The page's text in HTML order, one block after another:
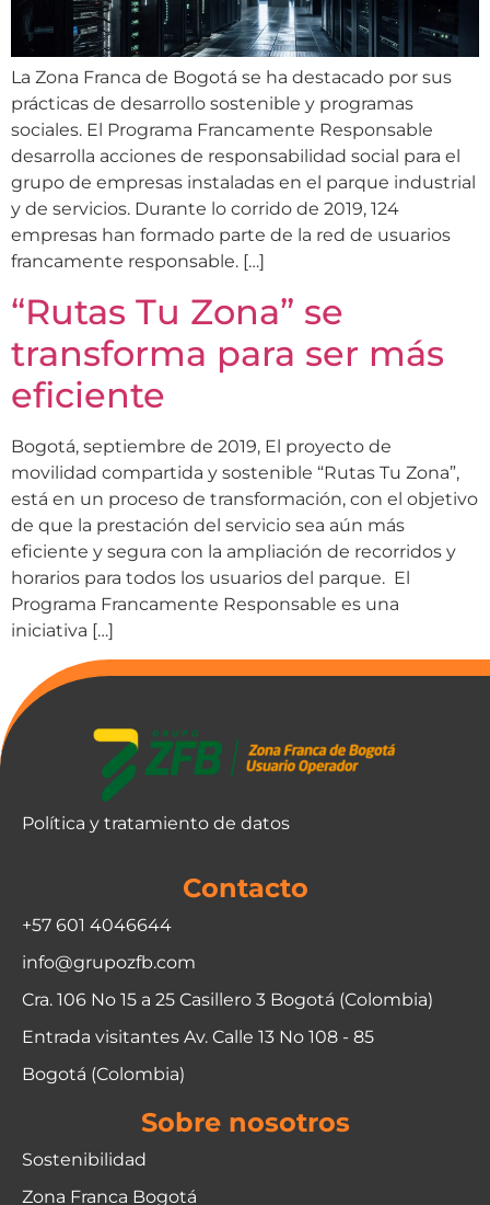
La Zona Franca de Bogotá se ha destacado por sus
prácticas de desarrollo sostenible y programas
sociales. El Programa Francamente Responsable
desarrolla acciones de responsabilidad social para el
grupo de empresas instaladas en el parque industrial
y de servicios. Durante lo corrido de 2019, 124
empresas han formado parte de la red de usuarios
francamente responsable. […]
“Rutas Tu Zona” se
transforma para ser más
eficiente
Bogotá, septiembre de 2019, El proyecto de
movilidad compartida y sostenible “Rutas Tu Zona”,
está en un proceso de transformación, con el objetivo
de que la prestación del servicio sea aún más
eficiente y segura con la ampliación de recorridos y
horarios para todos los usuarios del parque. El
Programa Francamente Responsable es una
iniciativa […]
Política y tratamiento de datos
Contacto
+57 601 4046644
info@grupozfb.com
Cra. 106 No 15 a 25 Casillero 3 Bogotá (Colombia)
Entrada visitantes Av. Calle 13 No 108 - 85
Bogotá (Colombia)
Sobre nosotros
Sostenibilidad
Zona Franca Bogotá